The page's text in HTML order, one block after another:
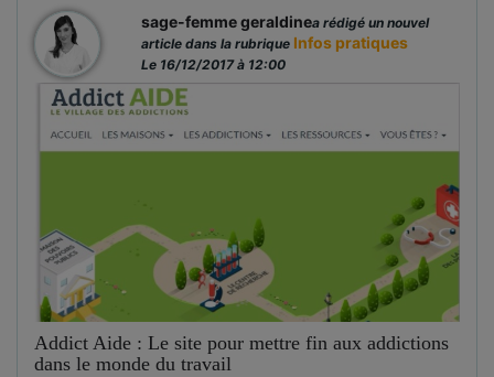
sage-femme geraldinea rédigé un nouvel
article dans la rubrique Infos pratiques
Le 16/12/2017 à 12:00
Addict Aide : Le site pour mettre fin aux addictions
dans le monde du travail